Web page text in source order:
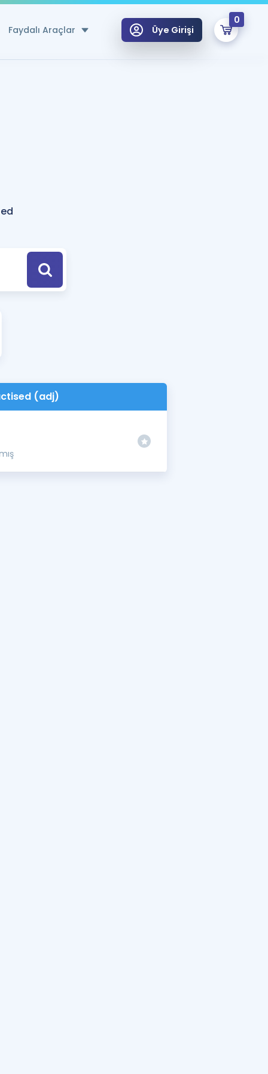
Faydalı Araçlar
Hesaplama Aracı
için Öneriler
Tek Takvimde
İlgili Haberler
Üye Girişi
0
Hoca ile seni sınava hazırlayacak onlarca eğitim seni bekliyor!
(adj)